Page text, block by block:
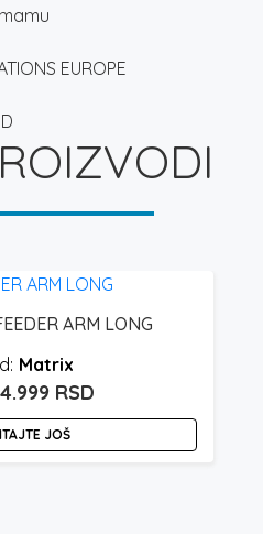
EUROPE
ARM LONG
Matrix
4.999 RSD
JOŠ